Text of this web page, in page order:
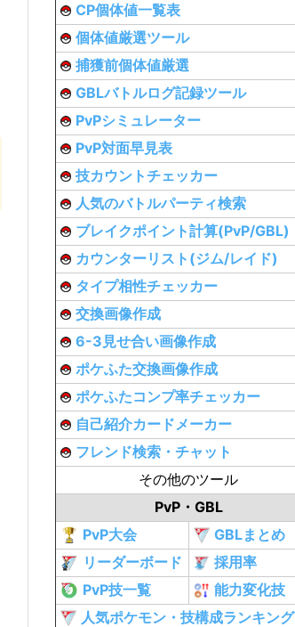
CP個体値一覧表
個体値厳選ツール
捕獲前個体値厳選
GBLバトルログ記録ツール
PvPシミュレーター
PvP対面早見表
技カウントチェッカー
人気のバトルパーティ検索
ブレイクポイント計算(PvP/GBL)
カウンターリスト(ジム/レイド)
タイプ相性チェッカー
交換画像作成
6-3見せ合い画像作成
ポケふた交換画像作成
ポケふたコンプ率チェッカー
自己紹介カードメーカー
フレンド検索・チャット
その他のツール
PvP・GBL
PvP大会
GBLまとめ
リーダーボード
採用率
PvP技一覧
能力変化技
人気ポケモン・技構成ランキング